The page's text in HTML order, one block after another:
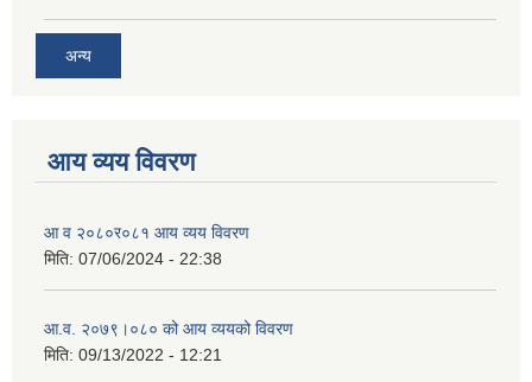
अन्य
आय व्यय विवरण
आ व २०८०र०८१ आय व्यय विवरण
मिति: 07/06/2024 - 22:38
आ.व. २०७९।०८० को आय व्ययको विवरण
मिति: 09/13/2022 - 12:21